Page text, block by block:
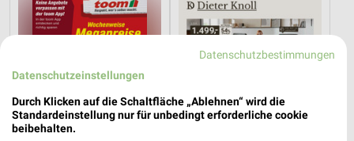
Datenschutzbestimmungen
Datenschutzeinstellungen
Durch Klicken auf die Schaltfläche „Ablehnen“ wird die
Standardeinstellung nur für unbedingt erforderliche cookie
beibehalten.